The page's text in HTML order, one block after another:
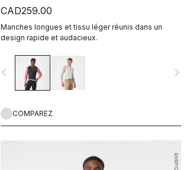
CAD259.00
Manches longues et tissu léger réunis dans un
design rapide et audacieux.
navigate_before navigate_next
COMPAREZ